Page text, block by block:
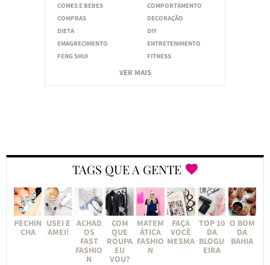
COMES E BEBES
COMPORTAMENTO
COMPRAS
DECORAÇÃO
DIETA
DIY
EMAGRECIMENTO
ENTRETENIMENTO
FENG SHUI
FITNESS
VER MAIS
TAGS QUE A GENTE
PECHIN
CHA
USEI E
AMEI!
ACHAD
OS
FAST
FASHIO
N
COM
QUE
ROUPA
EU
VOU?
MATEM
ÁTICA
FASHIO
N
FAÇA
VOCÊ
MESMA
TOP 10
DA
BLOGU
EIRA
O BOM
DA
BAHIA